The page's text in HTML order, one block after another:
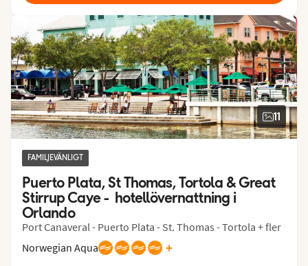
11
FAMILJEVÄNLIGT
Puerto Plata, St Thomas, Tortola & Great
Stirrup Caye -  hotellövernattning i
Orlando
Port Canaveral - Puerto Plata - St. Thomas - Tortola + fler
Norwegian Aqua
+